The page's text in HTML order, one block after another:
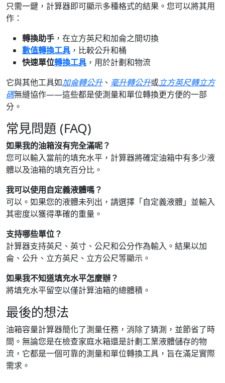
只需一鍵，計算器即可顯示多種格式的結果。您可以將其用
作：
轉換助手 ，在立方英尺和加侖之間切換
數值轉換工具 ，比較公升和桶
快速單位轉換工具 ，用於計劃和物流
它與其他工具如加侖轉公升、 毫升轉公升或立方英尺轉立方
碼無縫協作——這些都是使測量和單位轉換更方便的一部
分。
常見問題 (FAQ)
如果我的油箱沒有完全滿呢？
您可以輸入當前的填充水平，計算器將確定油箱中有多少液
體以及油箱的填充百分比。
我可以使用自定義液體嗎？
可以。如果您的液體未列出，請選擇「自定義液體」並輸入
其密度以獲得準確的重量。
支持哪些單位？
計算器支持英尺、英寸、公尺和公分作為輸入。結果以加
侖、公升、立方英尺、立方公尺等顯示。
如果我不知道填充水平怎麼辦？
將填充水平留空以僅計算油箱的總體積。
最後的想法
油箱容量計算器簡化了測量任務，消除了猜測，並節省了時
間。無論您是在檢查家庭水箱還是計劃工業液體儲存的物
流，它都是一個可靠的測量和單位轉換工具，旨在滿足實際
需求。